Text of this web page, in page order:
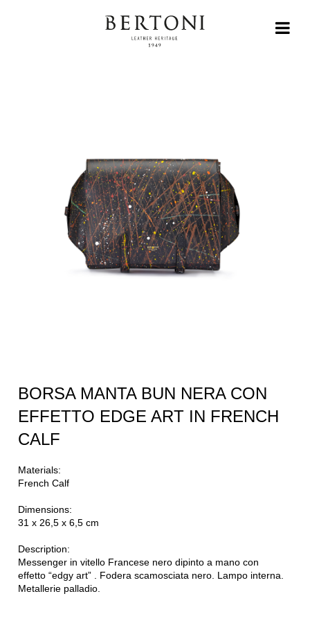
BORSA MANTA BUN NERA CON
EFFETTO EDGE ART IN FRENCH
CALF
Materials:
French Calf
Dimensions:
31 x 26,5 x 6,5 cm
Description:
Messenger in vitello Francese nero dipinto a mano con
effetto “edgy art” . Fodera scamosciata nero. Lampo interna.
Metallerie palladio.